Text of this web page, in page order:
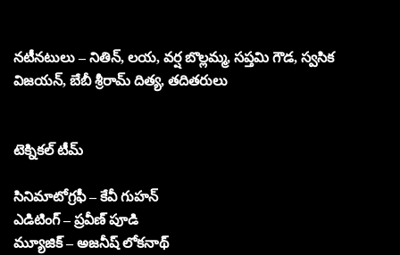
నటీనటులు – నితిన్, లయ, వర్ష బొల్లమ్మ, సప్తమి గౌడ, స్వసిక
విజయన్, బేబీ శ్రీరామ్ దిత్య, తదితరులు
టెక్నికల్ టీమ్
సినిమాటోగ్రఫీ – కేవీ గుహన్
ఎడిటింగ్ – ప్రవీణ్ పూడి
మ్యూజిక్ – అజనీష్ లోకనాథ్